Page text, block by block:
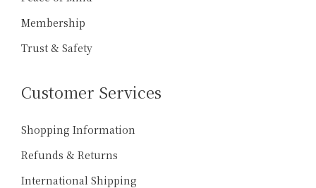
Membership
Trust & Safety
Customer Services
Shopping Information
Refunds & Returns
International Shipping